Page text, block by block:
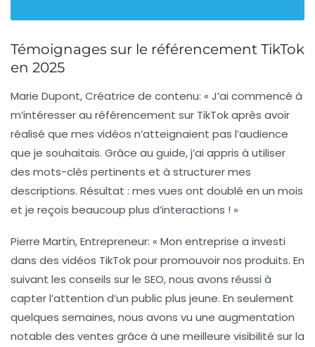
Témoignages sur le référencement TikTok
en 2025
Marie Dupont, Créatrice de contenu: « J’ai commencé à
m’intéresser au référencement sur TikTokaprès avoir
réalisé que mes vidéos n’atteignaient pas l’audience
que je souhaitais. Grâce au guide, j’ai appris à utiliser
des mots-clés pertinents et à structurer mes
descriptions. Résultat : mes vues ont doublé en un mois
et je reçois beaucoup plus d’interactions ! »
Pierre Martin, Entrepreneur: « Mon entreprise a investi
dans des vidéos TikTok pour promouvoir nos produits. En
suivant les conseils sur le SEO, nous avons réussi à
capter l’attention d’un public plus jeune. En seulement
quelques semaines, nous avons vu une augmentation
notable des ventes grâce à une meilleure visibilité sur la